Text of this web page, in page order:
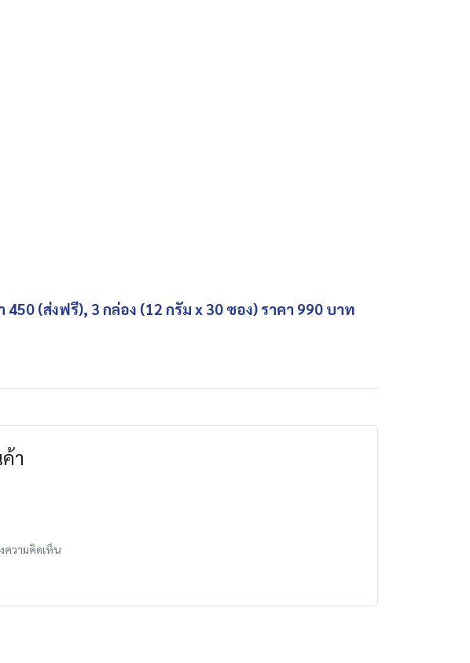
(ส่งฟรี), 3 กล่อง (12 กรัม x 30 ซอง) ราคา 990 บาท
า
ความคิดเห็น